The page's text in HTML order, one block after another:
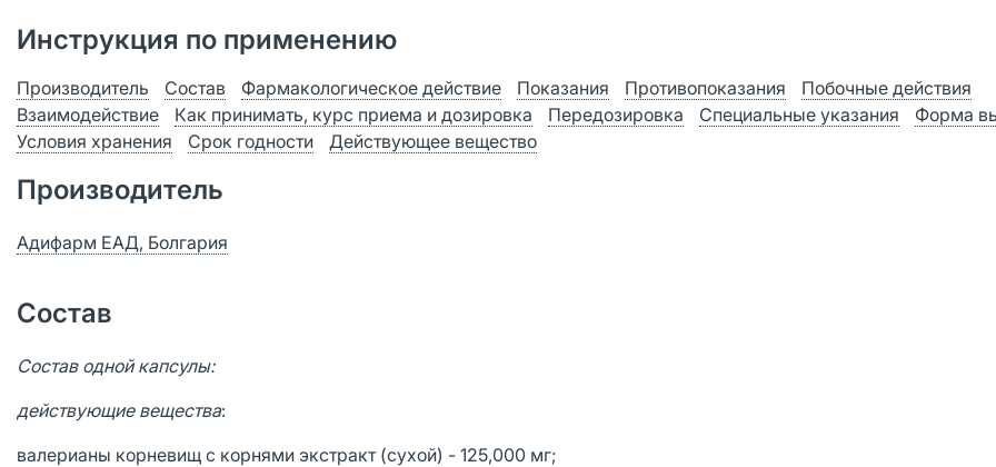
Инструкция по применению
Производитель Состав Фармакологическое действие Показания Противопоказания
Побочные действия
Взаимодействие
Как принимать, курс приема и дозировка Передозировка Специальные указания
Форма
Условия хранения
Срок годности Действующее вещество
Производитель
Адифарм ЕАД, Болгария
Состав
Состав одной капсулы:
действующие вещества:
валерианы корневищ с корнями экстракт (cухой) - 125,000 мг;